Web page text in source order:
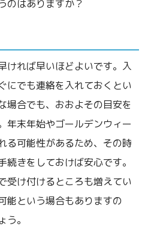
のはありますか？
ければ早いほどよいです。入
にでも連絡を入れておくとい
場合でも、おおよその目安を
年末年始やゴールデンウィー
る可能性があるため、その時
きをしておけば安心です。
受け付けるところも増えてい
能という場合もありますの
。